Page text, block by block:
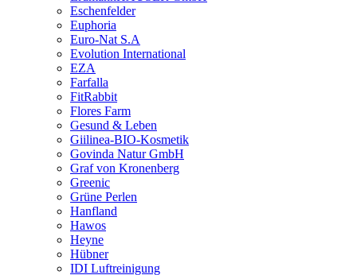
Eschenfelder
Euphoria
Euro-Nat S.A
Evolution International
EZA
Farfalla
FitRabbit
Flores Farm
Gesund & Leben
Giilinea-BIO-Kosmetik
Govinda Natur GmbH
Graf von Kronenberg
Greenic
Grüne Perlen
Hanfland
Hawos
Heyne
Hübner
IDI Luftreinigung